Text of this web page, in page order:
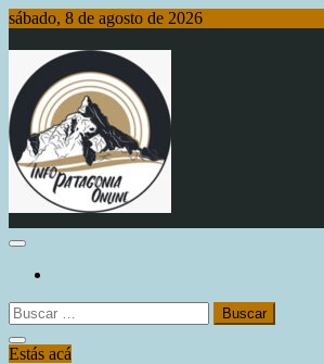
Saltar
contenido
sábado, 8 de agosto de 2026
Info Patagonia Online
Buscar:
Estás acá